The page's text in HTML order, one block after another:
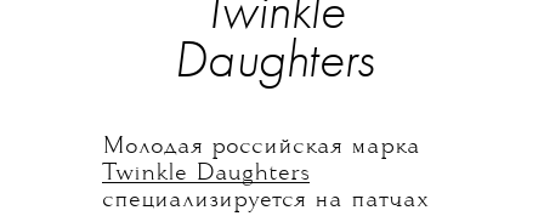
Twinkle
Daughters
Молодая российская марка
Twinkle Daughters
специализируется на патчах